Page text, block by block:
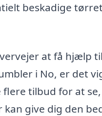
beskadige
at få hjælp
i No, er det
flere tilbud for at
give dig den